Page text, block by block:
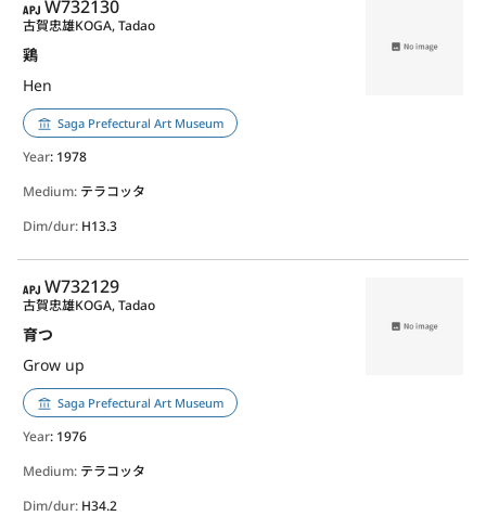
APJ
W732130
鶏
Hen
古賀忠雄KOGA, Tadao
Saga Prefectural Art Museum
Year: 1978
Medium: テラコッタ
Dim/dur: H13.3
APJ
W732129
育つ
Grow up
古賀忠雄KOGA, Tadao
Saga Prefectural Art Museum
Year: 1976
Medium: テラコッタ
Dim/dur: H34.2